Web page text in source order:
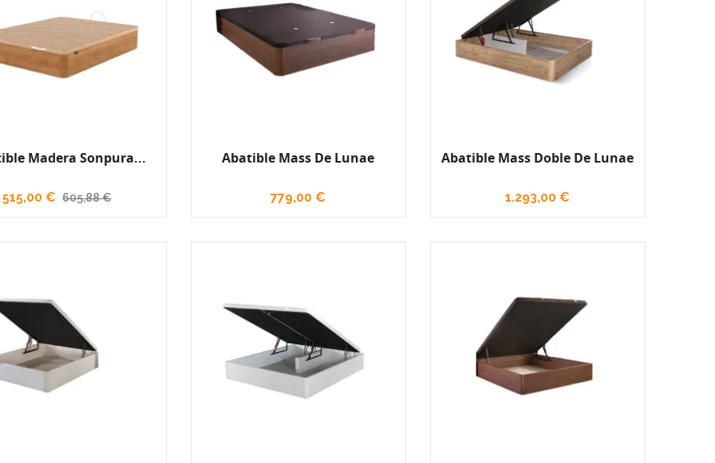
Madera Sonpura...
515,00 € 605,88 €
Abatible Mass De Lunae
779,00 €
Abatible Mass Doble De Lunae
1.293,00 €